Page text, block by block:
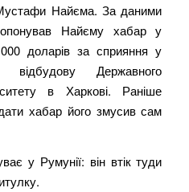
Найєма. За даними
Найєму хабар у
доларів за сприяння у
Державного
в Харкові. Раніше
хабар його змусив сам
у Румунії: він втік туди